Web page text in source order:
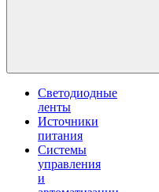
Светодиодные
ленты
Источники
питания
Системы
управления
и